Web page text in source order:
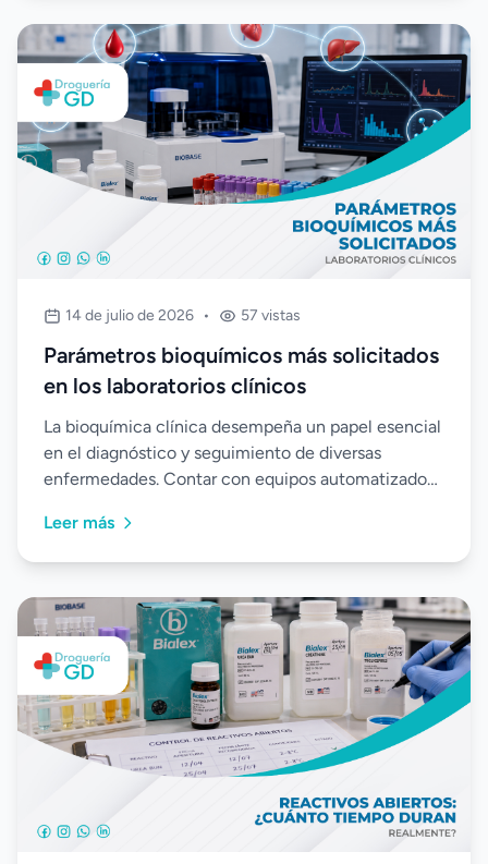
14 de julio de 2026 • 57 vistas
Parámetros bioquímicos más solicitados
en los laboratorios clínicos
La bioquímica clínica desempeña un papel esencial
en el diagnóstico y seguimiento de diversas
enfermedades. Contar con equipos automatizados,
permite obtener resultados precisos, optimizar el
trabajo del laboratorio y brindar un mejor apoyo a la
Leer más